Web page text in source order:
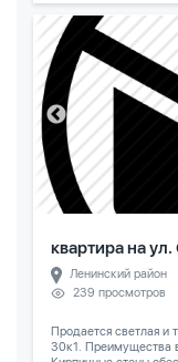
квартира на
Ленинский район
239 просмотров
Продается светлая и
30к1. Преимущества